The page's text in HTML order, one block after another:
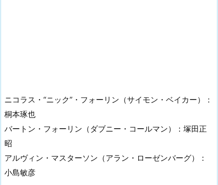
ニコラス・“ニック”・フォーリン（サイモン・ベイカー）：
桐本琢也
バートン・フォーリン（ダブニー・コールマン）：塚田正
昭
アルヴィン・マスターソン（アラン・ローゼンバーグ）：
小島敏彦